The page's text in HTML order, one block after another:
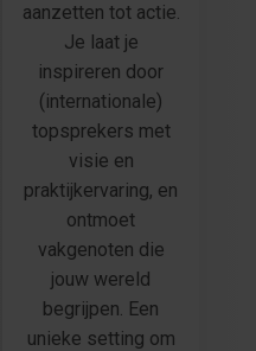
aanzetten tot actie.
Je laat je
inspireren door
(internationale)
topsprekers met
visie en
praktijkervaring, en
ontmoet
vakgenoten die
jouw wereld
begrijpen. Een
unieke setting om